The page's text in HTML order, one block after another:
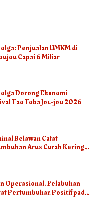
Penjualan UMKM di
Capai 6 Miliar
Dorong Ekonomi
Tao Toba Jou-jou 2026
Belawan Catat
Arus Curah Kering
Operasional, Pelabuhan
Pertumbuhan Positif pada